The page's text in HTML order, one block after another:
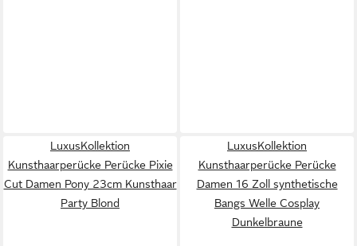
LuxusKollektion
Kunsthaarperücke Perücke Pixie
Cut Damen Pony 23cm Kunsthaar
Party Blond
LuxusKollektion
Kunsthaarperücke Perücke
Damen 16 Zoll synthetische
Bangs Welle Cosplay
Dunkelbraune